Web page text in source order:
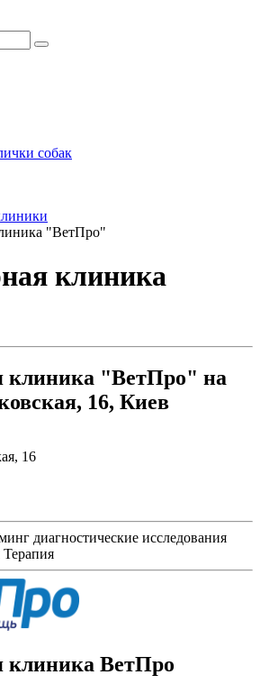
собак
"ВетПро"
клиника
клиника "ВетПро" на
16, Киев
16
диагностические исследования
Терапия
клиника ВетПро